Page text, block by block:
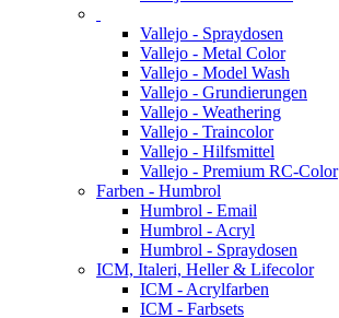
Vallejo - Spraydosen
Vallejo - Metal Color
Vallejo - Model Wash
Vallejo - Grundierungen
Vallejo - Weathering
Vallejo - Traincolor
Vallejo - Hilfsmittel
Vallejo - Premium RC-Color
Farben - Humbrol
Humbrol - Email
Humbrol - Acryl
Humbrol - Spraydosen
ICM, Italeri, Heller & Lifecolor
ICM - Acrylfarben
ICM - Farbsets